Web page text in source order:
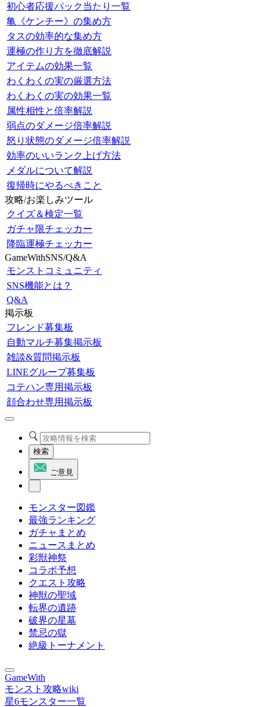
初心者応援パック当たり一覧
亀《ケンチー》の集め方
タスの効率的な集め方
運極の作り方を徹底解説
アイテムの効果一覧
わくわくの実の厳選方法
わくわくの実の効果一覧
属性相性と倍率解説
弱点のダメージ倍率解説
怒り状態のダメージ倍率解説
効率のいいランク上げ方法
メダルについて解説
復帰時にやるべきこと
攻略/お楽しみツール
クイズ＆検定一覧
ガチャ限チェッカー
降臨運極チェッカー
GameWithSNS/Q&A
モンストコミュニティ
SNS機能とは？
Q&A
掲示板
フレンド募集板
自動マルチ募集掲示板
雑談&質問掲示板
LINEグループ募集板
コテハン専用掲示板
顔合わせ専用掲示板
検索
ご意見
モンスター図鑑
最強ランキング
ガチャまとめ
ニュースまとめ
彩獣神祭
コラボ予想
クエスト攻略
神獣の聖域
転界の遺跡
破界の星墓
禁忌の獄
絶級トーナメント
GameWith
モンスト攻略wiki
星6モンスター一覧